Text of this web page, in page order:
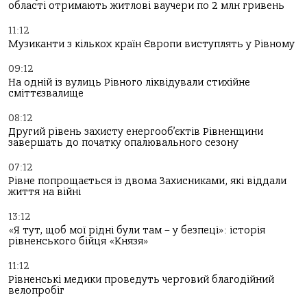
області отримають житлові ваучери по 2 млн гривень
11:12
Музиканти з кількох країн Європи виступлять у Рівному
09:12
На одній із вулиць Рівного ліквідували стихійне
сміттєзвалище
08:12
Другий рівень захисту енергооб’єктів Рівненщини
завершать до початку опалювального сезону
07:12
Рівне попрощається із двома Захисниками, які віддали
життя на війні
13:12
«Я тут, щоб мої рідні були там – у безпеці»: історія
рівненського бійця «Князя»
11:12
Рівненські медики проведуть черговий благодійний
велопробіг